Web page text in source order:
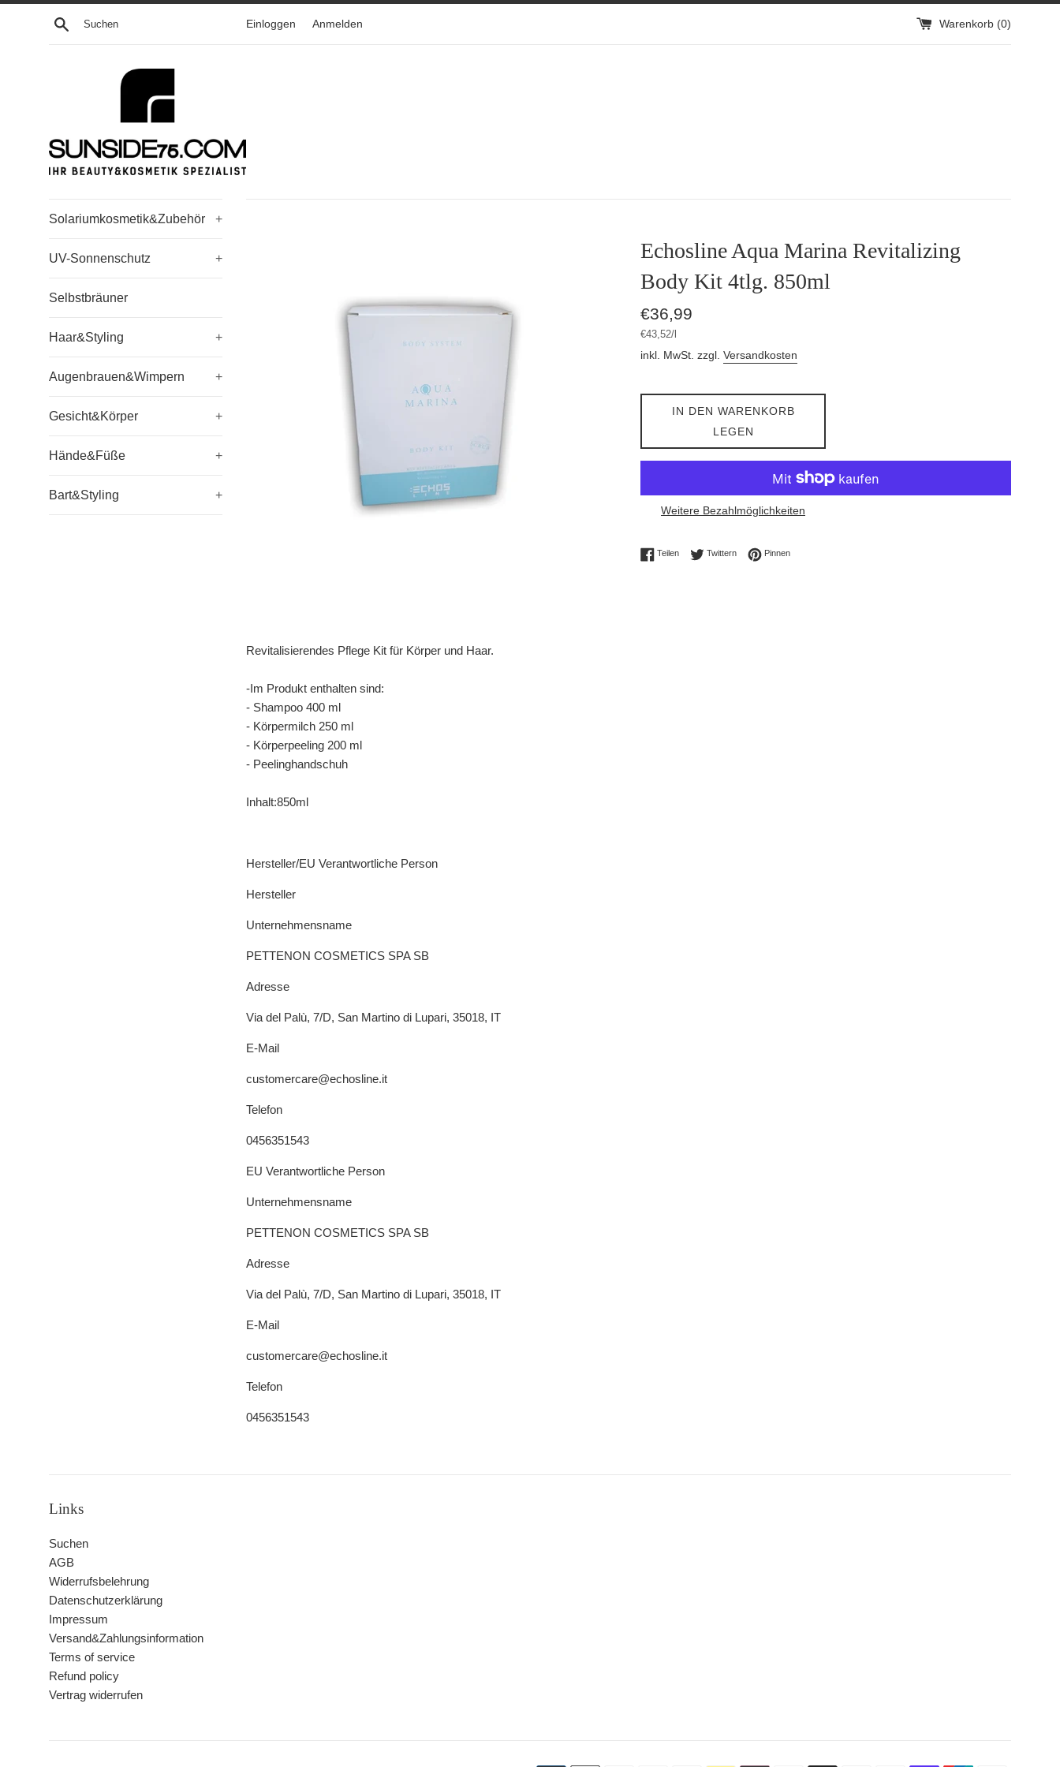
Direkt
Suchen Einloggen Anmelden Warenkorb (0)
Solariumkosmetik&Zubehör +
UV-Sonnenschutz +
Selbstbräuner
Haar&Styling +
Augenbrauen&Wimpern +
Gesicht&Körper +
Hände&Füße +
Bart&Styling +
Echosline Aqua Marina Revitalizing
Body Kit 4tlg. 850ml
Normaler
Preis
€36,99
Stückpreis
€43,52/pro
inkl. MwSt. zzgl. Versandkosten
IN DEN WARENKORB
LEGEN
Weitere Bezahlmöglichkeiten
TeilenAuf Facebook teilen
TwitternAuf Twitter twittern
PinnenAuf Pinterest pinnen
Revitalisierendes Pflege Kit für Körper und Haar.
-Im Produkt enthalten sind:
- Shampoo 400 ml
- Körpermilch 250 ml
- Körperpeeling 200 ml
- Peelinghandschuh
Inhalt:850ml
Hersteller/EU Verantwortliche Person
Hersteller
Unternehmensname
PETTENON COSMETICS SPA SB
Adresse
Via del Palù, 7/D, San Martino di Lupari, 35018, IT
E-Mail
customercare@echosline.it
Telefon
0456351543
EU Verantwortliche Person
Unternehmensname
PETTENON COSMETICS SPA SB
Adresse
Via del Palù, 7/D, San Martino di Lupari, 35018, IT
E-Mail
customercare@echosline.it
Telefon
0456351543
Links
Suchen
AGB
Widerrufsbelehrung
Datenschutzerklärung
Impressum
Versand&Zahlungsinformation
Terms of service
Refund policy
Vertrag widerrufen